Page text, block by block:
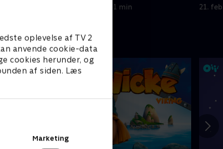
oplevelse af TV 2
anvende cookie-data
cookies herunder, og
af siden. Læs
Marketing
21. februar 2023 • 21 min 21.